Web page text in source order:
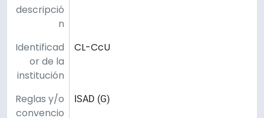
descripció
n
Identificad
or de la
institución
CL-CcU
Reglas y/o
convencio
ISAD (G)